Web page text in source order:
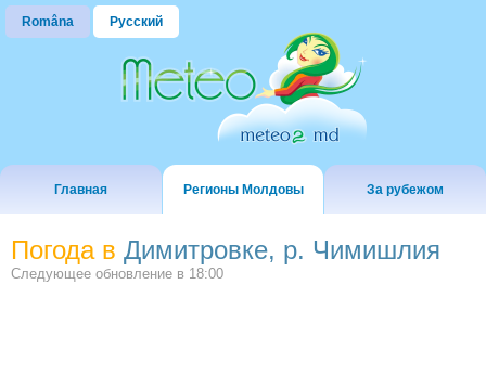
Româna Русский
Главная Регионы Молдовы За рубежом
Погода в Димитровке, р. Чимишлия
Следующее обновление в 18:00